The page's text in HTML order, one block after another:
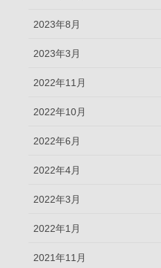
2023年8月
2023年3月
2022年11月
2022年10月
2022年6月
2022年4月
2022年3月
2022年1月
2021年11月